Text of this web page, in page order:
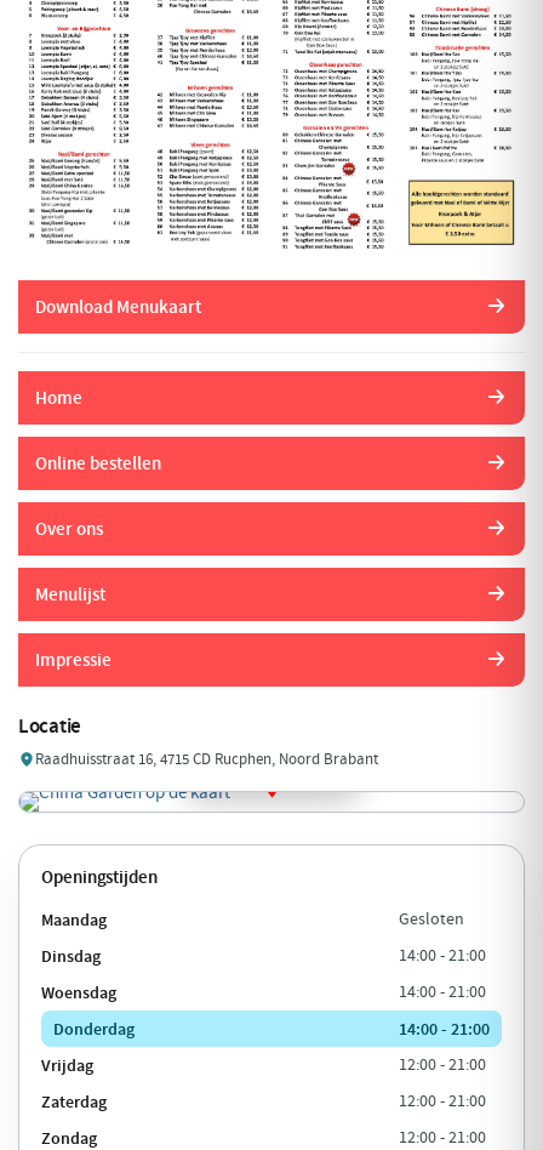
Download Menukaart
Home
Online bestellen
Over ons
Menulijst
Impressie
Locatie
Raadhuisstraat 16, 4715 CD Rucphen, Noord Brabant
Openingstijden
Maandag Gesloten
Dinsdag 14:00 - 21:00
Woensdag 14:00 - 21:00
Donderdag
14:00 - 21:00
Vrijdag
12:00 - 21:00
Zaterdag 12:00 - 21:00
Zondag 12:00 - 21:00